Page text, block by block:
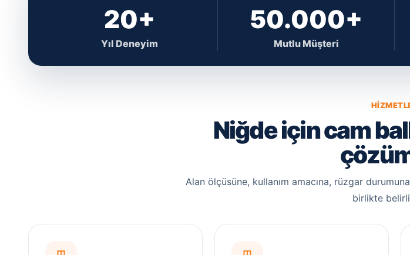
20+
Yıl Deneyim
50.000+
Mutlu Müşteri
Niğde için cam
Alan ölçüsüne, kullanım amacına, rüzgar
birlikte